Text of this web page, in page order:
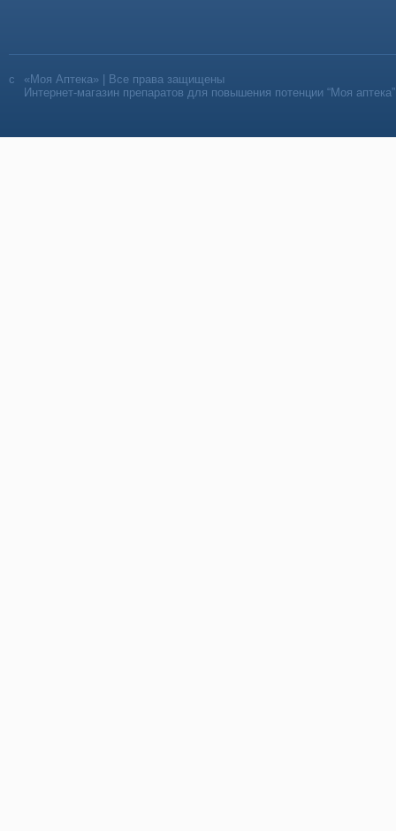
«Моя Аптека» | Все права защищены
Интернет-магазин препаратов для повышения потенции “Моя